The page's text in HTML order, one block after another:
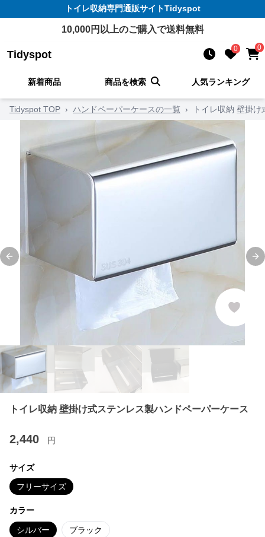
トイレ収納専門通販サイトTidyspot
10,000円以上のご購入で送料無料
Tidyspot 0 0
新着商品 商品を検索 人気ランキング
Tidyspot TOP › ハンドペーパーケースの一覧 › トイレ収納 壁掛
Previous slide
トイレ収納 壁掛け式ステンレス製ハンドペーパーケース
2,440 円
サイズ
フリーサイズ
カラー
シルバー ブラック